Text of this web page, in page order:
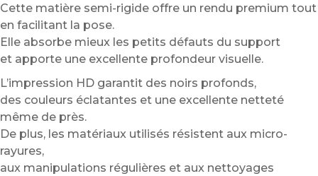
Cette matière semi-rigide offre un rendu premium tout
en facilitant la pose.
Elle absorbe mieux les petits défauts du support
et apporte une excellente profondeur visuelle.
L’impression HD garantit des noirs profonds,
des couleurs éclatantes et une excellente netteté
même de près.
De plus, les matériaux utilisés résistent aux micro-
rayures,
aux manipulations régulières et aux nettoyages